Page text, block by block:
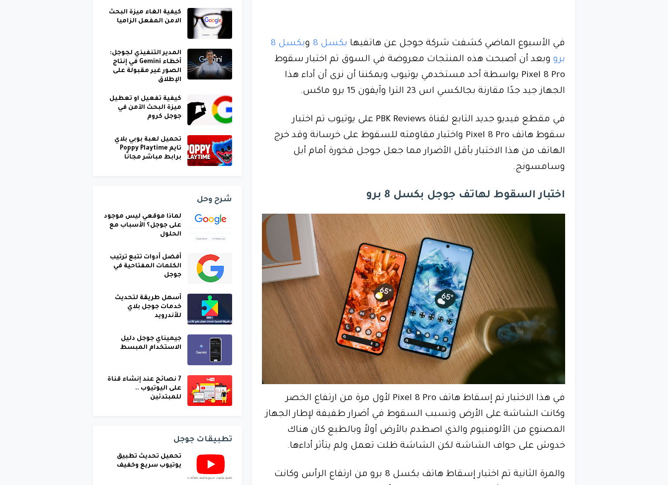
في الأسبوع الماضي كشفت شركة جوجل عن هاتفيها بكسل 8 و
بكسل 8
برو وبعد أن أصبحت هذه المنتجات معروضة في السوق تم اختبار سقوط
Pixel 8 Pro بواسطة أحد مستخدمي يوتيوب ويمكننا أن نرى أن أداء هذا
الجهاز جيد جدًا مقارنة بجالكسي اس 23 الترا وآيفون 15 برو ماكس.
في مقطع فيديو جديد التابع لقناة PBK Reviews على يوتيوب تم اختبار
سقوط هاتف Pixel 8 Pro واختبار مقاومته للسقوط على خرسانة وقد خرج
الهاتف من هذا الاختبار بأقل الأضرار مما جعل جوجل فخورة أمام أبل
وسامسونج.
اختبار السقوط لهاتف جوجل بكسل 8 برو
في هذا الاختبار تم إسقاط هاتف Pixel 8 Pro لأول مرة من ارتفاع الخصر
وكانت الشاشة على الأرض وتسبب السقوط في أضرار طفيفة لإطار الجهاز
المصنوع من الألومنيوم والذي اصطدم بالأرض أولاً وبالطبع كان هناك
خدوش على حواف الشاشة لكن الشاشة ظلت تعمل ولم يتأثر أداءها.
والمرة الثانية تم اختبار إسقاط هاتف بكسل 8 برو من ارتفاع الرأس وكانت
كيفية الغاء ميزة البحث
الامن المفعل الزاميا
المدير التنفيذي لجوجل:
أخطاء Gemini في إنتاج
الصور غير مقبولة على
الإطلاق
كيفية تفعيل او تعطيل
ميزة البحث الآمن في
جوجل كروم
تحميل لعبة بوبي بلاي
تايم Poppy Playtime
برابط مباشر مجانًا
شرح وحل
لماذا موقعي ليس موجود
على جوجل؟ الأسباب مع
الحلول
أفضل أدوات تتبع ترتيب
الكلمات المفتاحية في
جوجل
أسهل طريقة لتحديث
خدمات جوجل بلاي
للأندرويد
جيميناي جوجل دليل
الاستخدام المبسط
7 نصائح عند إنشاء قناة
على اليوتيوب ..
للمبتدئين
تطبيقات جوجل
تحميل تحديث تطبيق
يوتيوب سريع وخفيف